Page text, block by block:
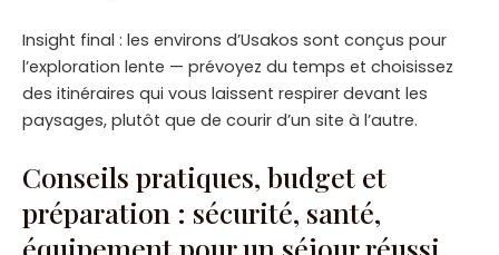
Insight final : les environs d’Usakos sont conçus pour
l’exploration lente — prévoyez du temps et choisissez
des itinéraires qui vous laissent respirer devant les
paysages, plutôt que de courir d’un site à l’autre.
Conseils pratiques, budget et
préparation : sécurité, santé,